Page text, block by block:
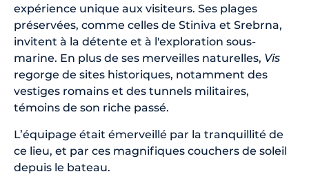
expérience unique aux visiteurs. Ses plages
préservées, comme celles de Stiniva et Srebrna,
invitent à la détente et à l'exploration sous-
marine. En plus de ses merveilles naturelles, Vis
regorge de sites historiques, notamment des
vestiges romains et des tunnels militaires,
témoins de son riche passé.
L’équipage était émerveillé par la tranquillité de
ce lieu, et par ces magnifiques couchers de soleil
depuis le bateau.